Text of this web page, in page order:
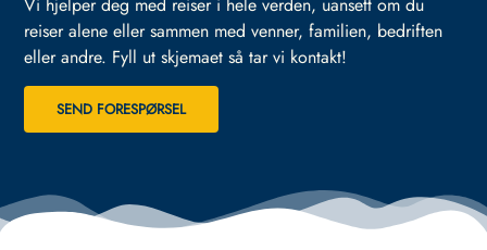
reiser alene eller sammen med venner, familien, bedriften
eller andre. Fyll ut skjemaet så tar vi kontakt!
SEND FORESPØRSEL